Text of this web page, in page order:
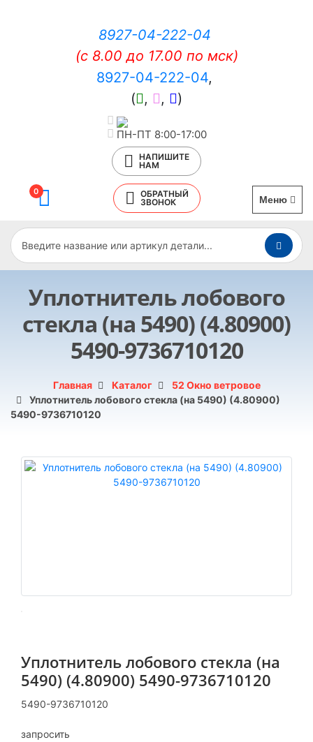
8927-04-222-04
(c 8.00 до 17.00 по мск)
8927-04-222-04,
(
, , )
ПН-ПТ 8:00-17:00
НАПИШИТЕ
НАМ
0
ОБРАТНЫЙ
ЗВОНОК
Меню
Уплотнитель лобового
стекла (на 5490) (4.80900)
5490-9736710120
Главная Каталог
52 Окно ветровое
Уплотнитель лобового стекла (на 5490) (4.80900)
5490-9736710120
Уплотнитель лобового стекла (на
5490) (4.80900) 5490-9736710120
5490-9736710120
запросить